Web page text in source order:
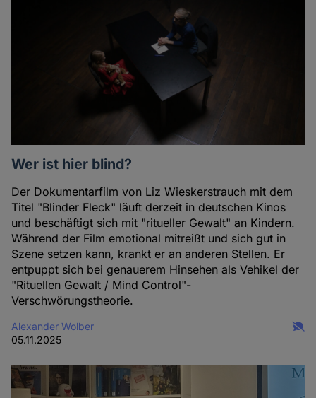
Wer ist hier blind?
Der Dokumentarfilm von Liz Wieskerstrauch mit dem
Titel "Blinder Fleck" läuft derzeit in deutschen Kinos
und beschäftigt sich mit "ritueller Gewalt" an Kindern.
Während der Film emotional mitreißt und sich gut in
Szene setzen kann, krankt er an anderen Stellen. Er
entpuppt sich bei genauerem Hinsehen als Vehikel der
"Rituellen Gewalt / Mind Control"-
Verschwörungstheorie.
Alexander Wolber
05.11.2025